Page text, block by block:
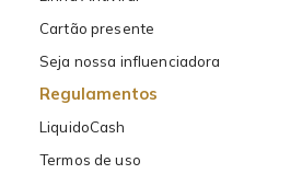
Cartão presente
Seja nossa influenciadora
Regulamentos
LiquidoCash
Termos de uso